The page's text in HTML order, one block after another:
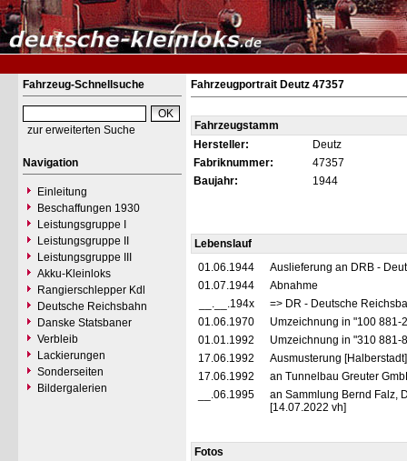
Fahrzeug-Schnellsuche
zur erweiterten Suche
Navigation
Einleitung
Beschaffungen 1930
Leistungsgruppe I
Leistungsgruppe II
Leistungsgruppe III
Akku-Kleinloks
Rangierschlepper Kdl
Deutsche Reichsbahn
Danske Statsbaner
Verbleib
Lackierungen
Sonderseiten
Bildergalerien
Fahrzeugportrait Deutz 47357
Fahrzeugstamm
Hersteller:
Deutz
Fabriknummer:
47357
Baujahr:
1944
Lebenslauf
01.06.1944
Auslieferung an DRB -
01.07.1944
Abnahme
__.__.194x
=> DR - Deutsche
01.06.1970
Umzeichnung in "100 881-
01.01.1992
Umzeichnung in "310 881-
17.06.1992
Ausmusterung [Halberstadt]
17.06.1992
an Tunnelbau Greuter
__.06.1995
an Sammlung Bernd Falz,
[14.07.2022 vh]
Fotos